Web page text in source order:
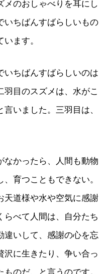
メのおしゃべりを耳にし
いちばんすばらしいもの
ます。
いちばんすばらしいのは
羽目のスズメは、水がこ
いました。三羽目は、
なかったら、人間も動物
育つこともできない。
天道様や水や空気に感謝
らべて人間は、自分たち
違いして、感謝の心を忘
沢に生きたり、争い合っ
のだ、と言うのです。